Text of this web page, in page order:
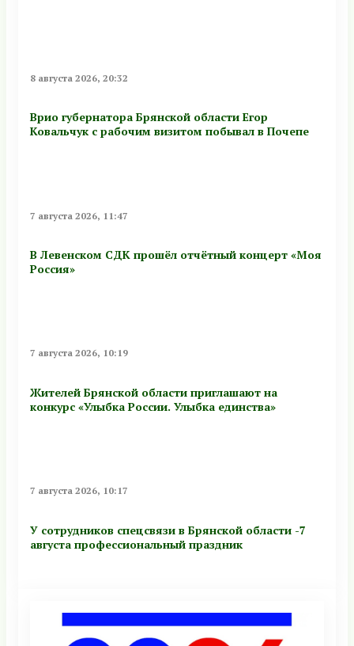
8 августа 2026, 20:32
Врио губернатора Брянской области Егор
Ковальчук с рабочим визитом побывал в Почепе
7 августа 2026, 11:47
В Левенском СДК прошёл отчётный концерт «Моя
Россия»
7 августа 2026, 10:19
Жителей Брянской области приглашают на
конкурс «Улыбка России. Улыбка единства»
7 августа 2026, 10:17
У сотрудников спецсвязи в Брянской области -7
августа профессиональный праздник